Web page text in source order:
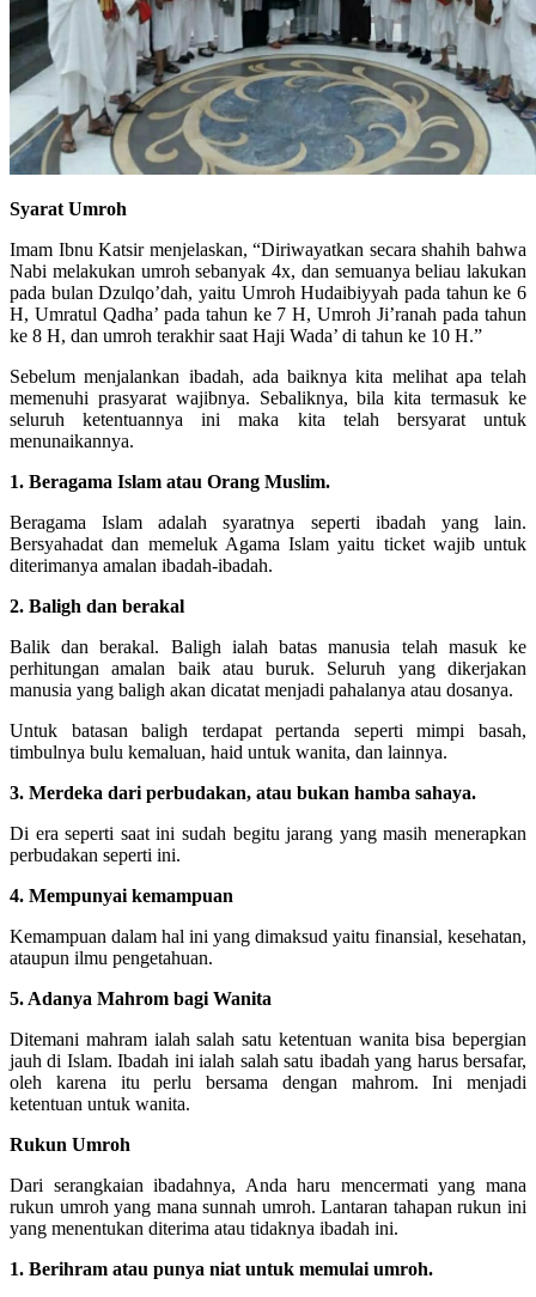
Syarat Umroh
Imam Ibnu Katsir menjelaskan, “Diriwayatkan secara shahih bahwa
Nabi melakukan umroh sebanyak 4x, dan semuanya beliau lakukan
pada bulan Dzulqo’dah, yaitu Umroh Hudaibiyyah pada tahun ke 6
H, Umratul Qadha’ pada tahun ke 7 H, Umroh Ji’ranah pada tahun
ke 8 H, dan umroh terakhir saat Haji Wada’ di tahun ke 10 H.”
Sebelum menjalankan ibadah, ada baiknya kita melihat apa telah
memenuhi prasyarat wajibnya. Sebaliknya, bila kita termasuk ke
seluruh ketentuannya ini maka kita telah bersyarat untuk
menunaikannya.
1. Beragama Islam atau Orang Muslim.
Beragama Islam adalah syaratnya seperti ibadah yang lain.
Bersyahadat dan memeluk Agama Islam yaitu ticket wajib untuk
diterimanya amalan ibadah-ibadah.
2. Baligh dan berakal
Balik dan berakal. Baligh ialah batas manusia telah masuk ke
perhitungan amalan baik atau buruk. Seluruh yang dikerjakan
manusia yang baligh akan dicatat menjadi pahalanya atau dosanya.
Untuk batasan baligh terdapat pertanda seperti mimpi basah,
timbulnya bulu kemaluan, haid untuk wanita, dan lainnya.
3. Merdeka dari perbudakan, atau bukan hamba sahaya.
Di era seperti saat ini sudah begitu jarang yang masih menerapkan
perbudakan seperti ini.
4. Mempunyai kemampuan
Kemampuan dalam hal ini yang dimaksud yaitu finansial, kesehatan,
ataupun ilmu pengetahuan.
5. Adanya Mahrom bagi Wanita
Ditemani mahram ialah salah satu ketentuan wanita bisa bepergian
jauh di Islam. Ibadah ini ialah salah satu ibadah yang harus bersafar,
oleh karena itu perlu bersama dengan mahrom. Ini menjadi
ketentuan untuk wanita.
Rukun Umroh
Dari serangkaian ibadahnya, Anda haru mencermati yang mana
rukun umroh yang mana sunnah umroh. Lantaran tahapan rukun ini
yang menentukan diterima atau tidaknya ibadah ini.
1. Berihram atau punya niat untuk memulai umroh.